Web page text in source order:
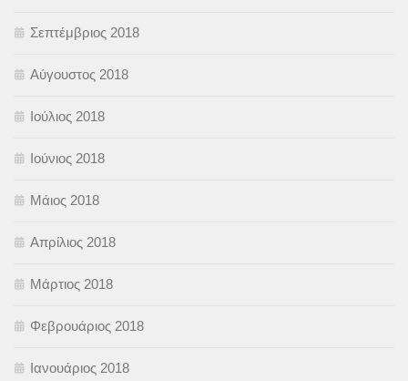
Σεπτέμβριος 2018
Αύγουστος 2018
Ιούλιος 2018
Ιούνιος 2018
Μάιος 2018
Απρίλιος 2018
Μάρτιος 2018
Φεβρουάριος 2018
Ιανουάριος 2018